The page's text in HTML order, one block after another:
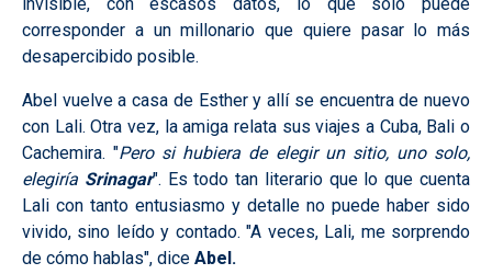
invisible, con escasos datos, lo que solo puede
corresponder a un millonario que quiere pasar lo más
desapercibido posible.
Abel vuelve a casa de Esther y allí se encuentra de nuevo
con Lali. Otra vez, la amiga relata sus viajes a Cuba, Bali o
Cachemira. "Pero si hubiera de elegir un sitio, uno solo,
elegiría Srinagar". Es todo tan literario que lo que cuenta
Lali con tanto entusiasmo y detalle no puede haber sido
vivido, sino leído y contado. "A veces, Lali, me sorprendo
de cómo hablas", dice Abel.